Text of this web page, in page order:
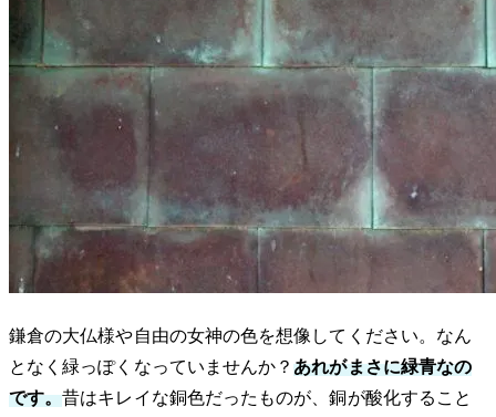
鎌倉の大仏様や自由の女神の色を想像してください。なん
となく緑っぽくなっていませんか？あれがまさに緑青なの
です。昔はキレイな銅色だったものが、銅が酸化すること